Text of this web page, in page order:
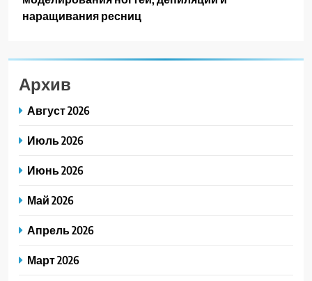
наращивания ресниц
Архив
Август 2026
Июль 2026
Июнь 2026
Май 2026
Апрель 2026
Март 2026